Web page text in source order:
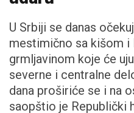
U Srbiji se danas
mestimično sa kišom i
grmljavinom koje će
severne i centralne
dana proširiće se i na
saopštio je Republički